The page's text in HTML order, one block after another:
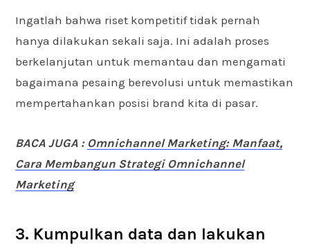
Ingatlah bahwa riset kompetitif tidak pernah
hanya dilakukan sekali saja. Ini adalah proses
berkelanjutan untuk memantau dan mengamati
bagaimana pesaing berevolusi untuk memastikan
mempertahankan posisi brand kita di pasar.
BACA JUGA : Omnichannel Marketing: Manfaat,
Cara Membangun Strategi Omnichannel
Marketing
3. Kumpulkan data dan lakukan